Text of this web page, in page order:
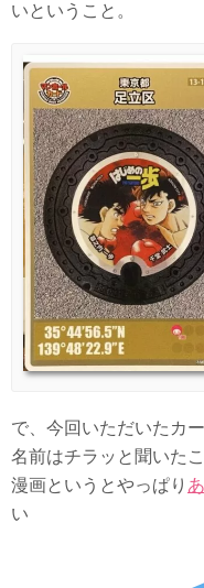
いということ。
で、今回いただいたカ
名前はチラッと聞いた
漫画というとやっぱり
い